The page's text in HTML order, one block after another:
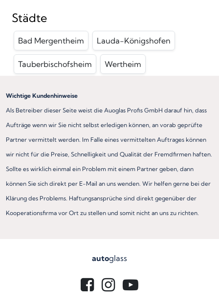
Städte
Bad Mergentheim Lauda-Königshofen
Tauberbischofsheim Wertheim
Wichtige Kundenhinweise
Als Betreiber dieser Seite weist die Auoglas Profis GmbH darauf hin, dass
Aufträge wenn wir Sie nicht selbst erledigen können, an vorab geprüfte
Partner vermittelt werden. Im Falle eines vermittelten Auftrages können
wir nicht für die Preise, Schnelligkeit und Qualität der Fremdfirmen haften.
Sollte es wirklich einmal ein Problem mit einem Partner geben, dann
können Sie sich direkt per E-Mail an uns wenden. Wir helfen gerne bei der
Klärung des Problems. Haftungsansprüche sind direkt gegenüber der
Kooperationsfirma vor Ort zu stellen und somit nicht an uns zu richten.
autoglass